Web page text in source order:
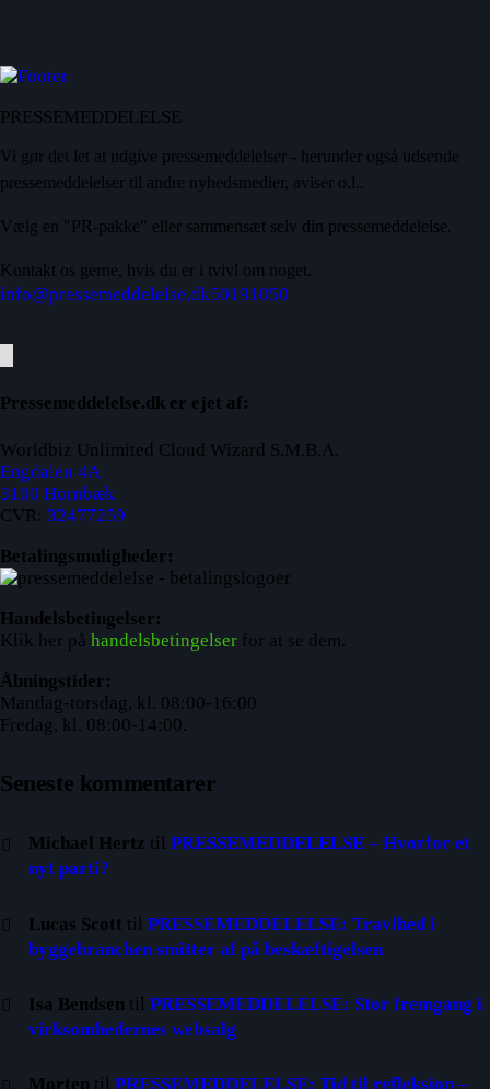
PRESSEMEDDELELSE
Vi gør det let at udgive pressemeddelelser - herunder også udsende
pressemeddelelser til andre nyhedsmedier, aviser o.l..
Vælg en "PR-pakke" eller sammensæt selv din pressemeddelelse.
Kontakt os gerne, hvis du er i tvivl om noget.
info@pressemeddelelse.dk50191050
Pressemeddelelse.dk er ejet af:
Worldbiz Unlimited Cloud Wizard S.M.B.A.
Engdalen 4A
3100 Hornbæk
CVR: 32477259
Betalingsmuligheder:
Handelsbetingelser:
Klik her på handelsbetingelser for at se dem.
Åbningstider:
Mandag-torsdag, kl. 08:00-16:00
Fredag, kl. 08:00-14:00.
Seneste kommentarer
Michael Hertz tilPRESSEMEDDELELSE – Hvorfor et
nyt parti?
Lucas Scott tilPRESSEMEDDELELSE: Travlhed i
byggebranchen smitter af på beskæftigelsen
Isa Bendsen tilPRESSEMEDDELELSE: Stor fremgang i
virksomhedernes websalg
Morten tilPRESSEMEDDELELSE: Tid til refleksion –